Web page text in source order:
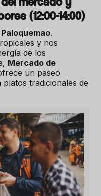
(12:00-14:00)
.
y nos
de los
Mercado de
un paseo
tradicionales de